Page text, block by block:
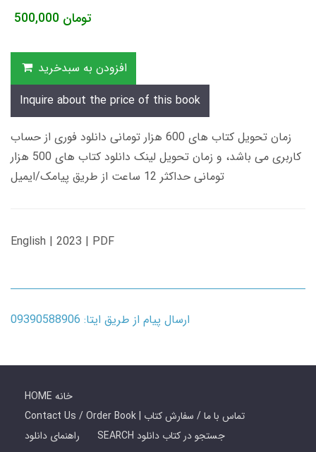
500,000 تومان
افزودن به سبدخرید
Inquire about the price of this book
زمان تحویل کتاب های 600 هزار تومانی دانلود فوری از حساب
کاربری می باشد، و زمان تحویل لینک دانلود کتاب های 500 هزار
تومانی حداکثر 12 ساعت از طریق پیامک/ایمیل
English | 2023 | PDF
ارسال پیام از طریق ایتا: 09390588906
HOME خانه
Contact Us / Order Book | تماس با ما / سفارش کتاب
راهنمای دانلود
SEARCH جستجو در کتاب دانلود